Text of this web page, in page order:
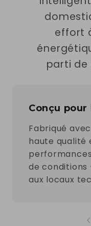
effort
parti de
Conçu
Fabriqué
haute qualité
de conditions
aux locaux